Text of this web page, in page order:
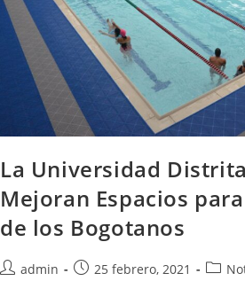
La Universidad
Mejoran Espacios
de los Bogotanos
admin 25 febrero, 2021